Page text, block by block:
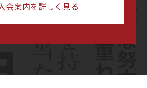
会案内を詳しく見る